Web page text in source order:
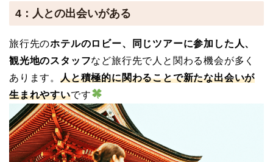
4：人との出会いがある
旅行先のホテルのロビー、同じツアーに参加した人、
観光地のスタッフなど旅行先で人と関わる機会が多く
あります。 人と積極的に関わることで新たな出会いが
生まれやすいです